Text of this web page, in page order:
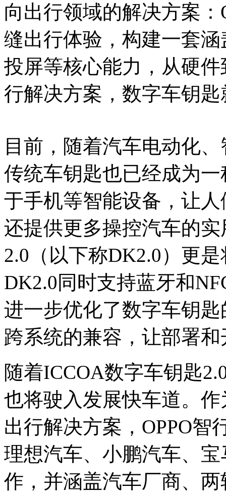
向出行领域的解决方案
缝出行体验，构建一套
投屏等核心能力，从硬
行解决方案，数字车钥
目前，随着汽车电动化
传统车钥匙也已经成为
于手机等智能设备，让
还提供更多操控汽车的
2.0（以下称DK2.0）更
DK2.0同时支持蓝牙和
进一步优化了数字车钥
跨系统的兼容，让部署
随着ICCOA数字车钥匙
也将驶入发展快车道。
出行解决方案，OPPO智
理想汽车、小鹏汽车、
作，并涵盖汽车厂商、